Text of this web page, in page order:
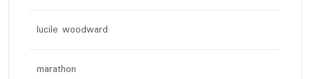
lucile woodward
marathon